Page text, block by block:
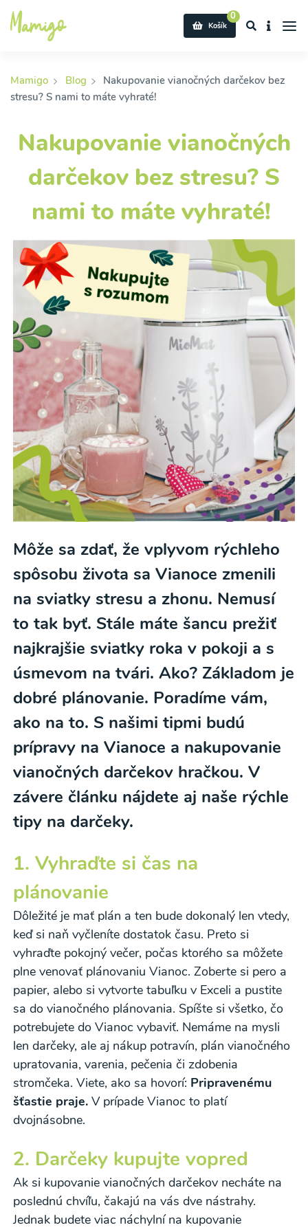
0
Košík
Mamigo Blog
Nakupovanie vianočných darčekov bez
stresu? S nami to máte vyhraté!
Nakupovanie vianočných
darčekov bez stresu? S
nami to máte vyhraté!
Môže sa zdať, že vplyvom rýchleho
spôsobu života sa Vianoce zmenili
na sviatky stresu a zhonu. Nemusí
to tak byť. Stále máte šancu prežiť
najkrajšie sviatky roka v pokoji a s
úsmevom na tvári. Ako? Základom je
dobré plánovanie. Poradíme vám,
ako na to. S našimi tipmi budú
prípravy na Vianoce a nakupovanie
vianočných darčekov hračkou. V
závere článku nájdete aj naše rýchle
tipy na darčeky.
1. Vyhraďte si čas na
plánovanie
Dôležité je mať plán a ten bude dokonalý len vtedy,
keď si naň vyčleníte dostatok času. Preto si
vyhraďte pokojný večer, počas ktorého sa môžete
plne venovať plánovaniu Vianoc. Zoberte si pero a
papier, alebo si vytvorte tabuľku v Exceli a pustite
sa do vianočného plánovania. Spíšte si všetko, čo
potrebujete do Vianoc vybaviť. Nemáme na mysli
len darčeky, ale aj nákup potravín, plán vianočného
upratovania, varenia, pečenia či zdobenia
stromčeka. Viete, ako sa hovorí: Pripravenému
šťastie praje.V prípade Vianoc to platí
dvojnásobne.
2. Darčeky kupujte vopred
Ak si kupovanie vianočných darčekov necháte na
poslednú chvíľu, čakajú na vás dve nástrahy.
Jednak budete viac náchylní na kupovanie